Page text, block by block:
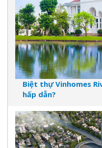
Biệt thự Vinhomes
hấp dẫn?